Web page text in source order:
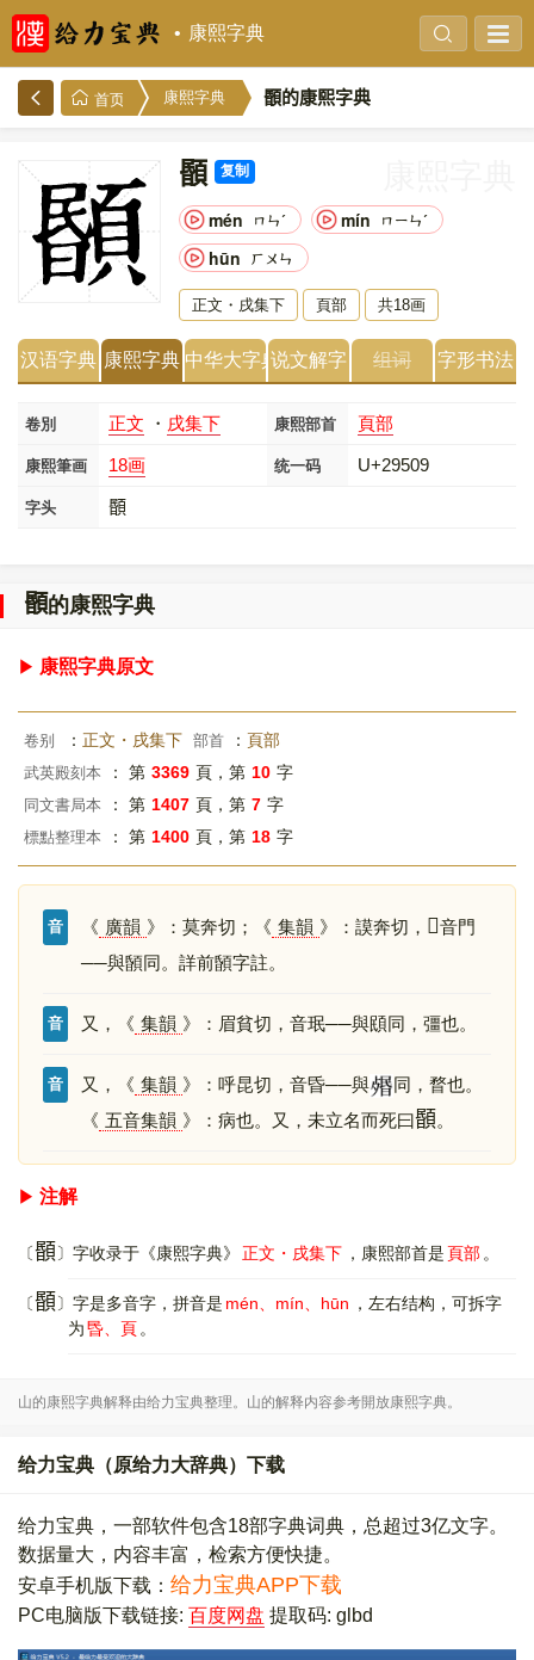
康熙字典
首页 康熙字典 𩔉的康熙字典
𩔉 复制
mén ㄇㄣˊ mín ㄇㄧㄣˊ
hūn ㄏㄨㄣ
正文・戌集下 頁部 共18画
汉语字典 康熙字典 中华大字典说文解字 组词 字形书法
卷別 正文 ・ 戌集下 康熙部首 頁部
康熙筆画 18画 统一码 U+29509
字头 𩔉
𩔉的康熙字典
康熙字典原文
卷别 ： 正文・戌集下 部首 ： 頁部
武英殿刻本 ： 第 3369 頁，第 10 字
同文書局本 ： 第 1407 頁，第 7 字
標點整理本 ： 第 1400 頁，第 18 字
音 《 廣韻 》：莫奔切；《 集韻 》：謨奔切， 𡘋音門
──與䫒同。詳前䫒字註。
音 又，《 集韻 》：眉貧切，音珉──與䪸同，彊也。
音 又，《 集韻 》：呼昆切，音昏──與
同，瞀也。
《 五音集韻 》：病也。又，未立名而死曰𩔉。
注解
〔𩔉〕字收录于《康熙字典》 正文・戌集下 ，康熙部首是頁部 。
〔𩔉〕字是多音字，拼音是 mén、mín、hūn ，左右结构，可拆字
为昬、頁 。
山的康熙字典解释由给力宝典整理。山的解释内容参考開放康熙字典。
给力宝典（原给力大辞典）下载
给力宝典，一部软件包含18部字典词典，总超过3亿文字。
数据量大，内容丰富，检索方便快捷。
安卓手机版下载： 给力宝典APP下载
PC电脑版下载链接: 百度网盘 提取码: glbd